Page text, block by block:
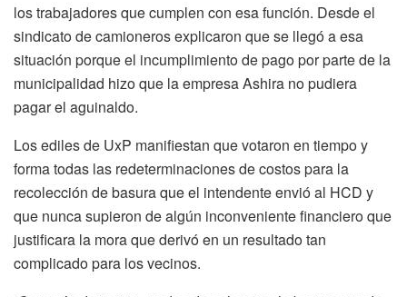
los trabajadores que cumplen con esa función. Desde el
sindicato de camioneros explicaron que se llegó a esa
situación porque el incumplimiento de pago por parte de la
municipalidad hizo que la empresa Ashira no pudiera
pagar el aguinaldo.
Los ediles de UxP manifiestan que votaron en tiempo y
forma todas las redeterminaciones de costos para la
recolección de basura que el intendente envió al HCD y
que nunca supieron de algún inconveniente financiero que
justificara la mora que derivó en un resultado tan
complicado para los vecinos.